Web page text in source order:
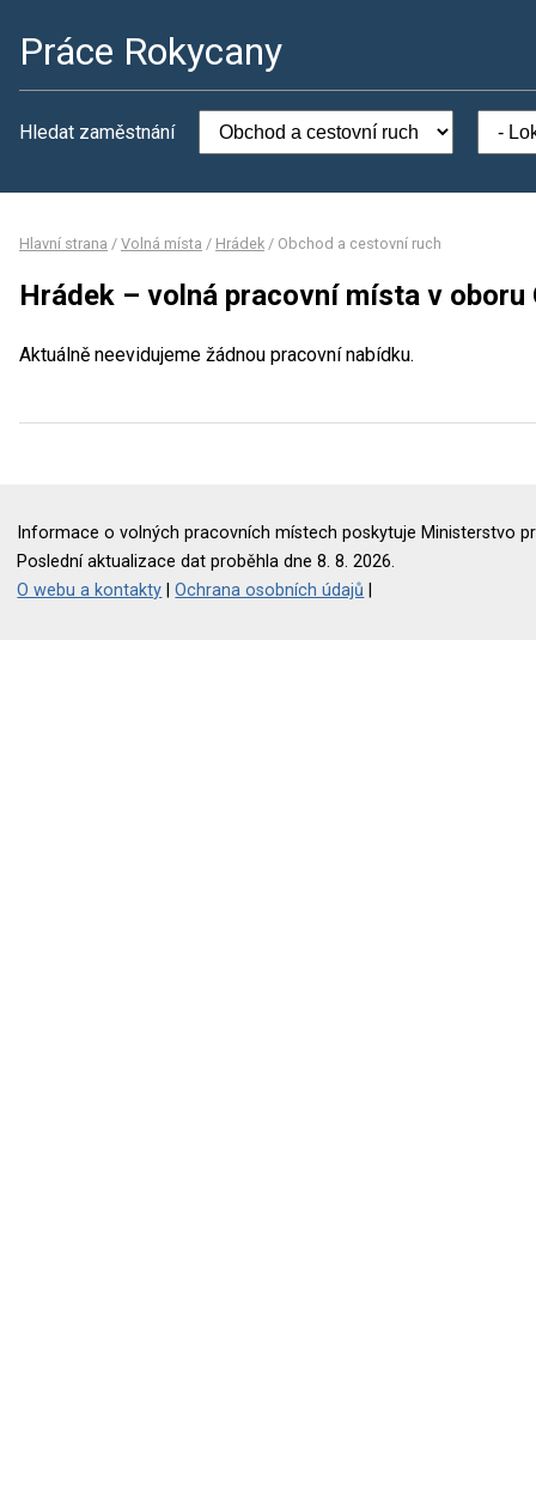
Práce Rokycany
Hledat zaměstnání
Hlavní strana / Volná místa / Hrádek / Obchod a cestovní ruch
Hrádek – volná pracovní místa v
Aktuálně neevidujeme žádnou pracovní nabídku.
Informace o volných pracovních místech poskytuje Ministerstvo
Poslední aktualizace dat proběhla dne 8. 8. 2026.
O webu a kontakty |Ochrana osobních údajů